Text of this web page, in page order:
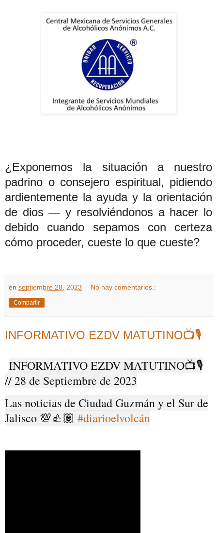
¿Exponemos la situación a nuestro
padrino o consejero espiritual, pidiendo
ardientemente la ayuda y la orientación
de dios — y resolviéndonos a hacer lo
debido cuando sepamos con certeza
cómo proceder, cueste lo que cueste?
en septiembre 28, 2023 No hay comentarios.:
Compartir
INFORMATIVO EZDV MATUTINO📺🎙️
INFORMATIVO EZDV MATUTINO📺🎙️
// 28 de Septiembre de 2023
Las noticias de Ciudad Guzmán y el Sur de
Jalisco 💯👍🏽 #diarioelvolcán